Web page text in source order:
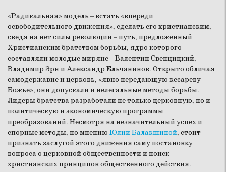
«Радикальная» модель – встать «впереди
освободительного движения», сделать его христианским,
сведя на нет силы революции – путь, предложенный
Христианским братством борьбы, ядро которого
составляли молодые миряне – Валентин Свенцицкий,
Владимир Эрн и Александр Ельчанинов. Открыто обличая
самодержавие и церковь, «явно передающую кесареву
Божье», они допускали и нелегальные методы борьбы.
Лидеры братства разработали не только церковную, но и
политическую и экономическую программы
преобразований. Несмотря на незначительный успех и
спорные методы, по мнению Юлии Балакшиной, стоит
признать заслугой этого движения саму постановку
вопроса о церковной общественности и поиск
христианских принципов общественного действия.